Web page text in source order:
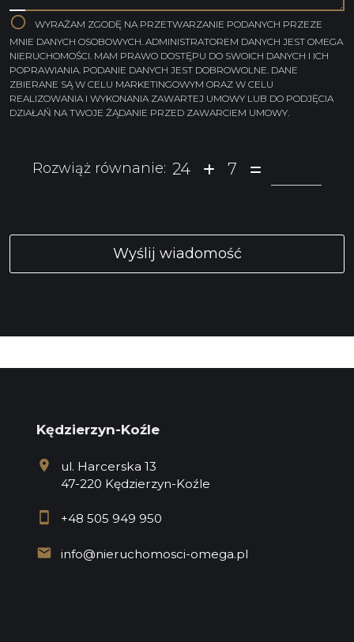
WYRAŻAM ZGODĘ NA PRZETWARZANIE PODANYCH PRZEZE
MNIE DANYCH OSOBOWYCH. ADMINISTRATOREM DANYCH JEST OMEGA
NIERUCHOMOŚCI. MAM PRAWO DOSTĘPU DO SWOICH DANYCH I ICH
POPRAWIANIA. PODANIE DANYCH JEST DOBROWOLNE. DANE
ZBIERANE SĄ W CELU MARKETINGOWYM ORAZ W CELU
REALIZOWANIA I WYKONANIA ZAWARTEJ UMOWY LUB DO PODJĘCIA
DZIAŁAŃ NA TWOJE ŻĄDANIE PRZED ZAWARCIEM UMOWY.
Rozwiąż równanie: 24 7
Kędzierzyn-Koźle
ul. Harcerska 13
47-220 Kędzierzyn-Koźle
+48 505 949 950
info@nieruchomosci-omega.pl